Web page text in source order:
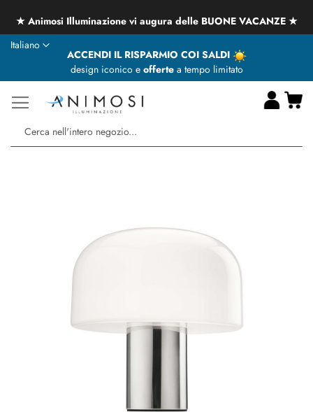
★ Animosi Illuminazione vi augura delle BUONE VACANZE ★
ACCENDI IL RISPARMIO COI SALDI
design iconico e offertea tempo limitato
Lingua
Italiano